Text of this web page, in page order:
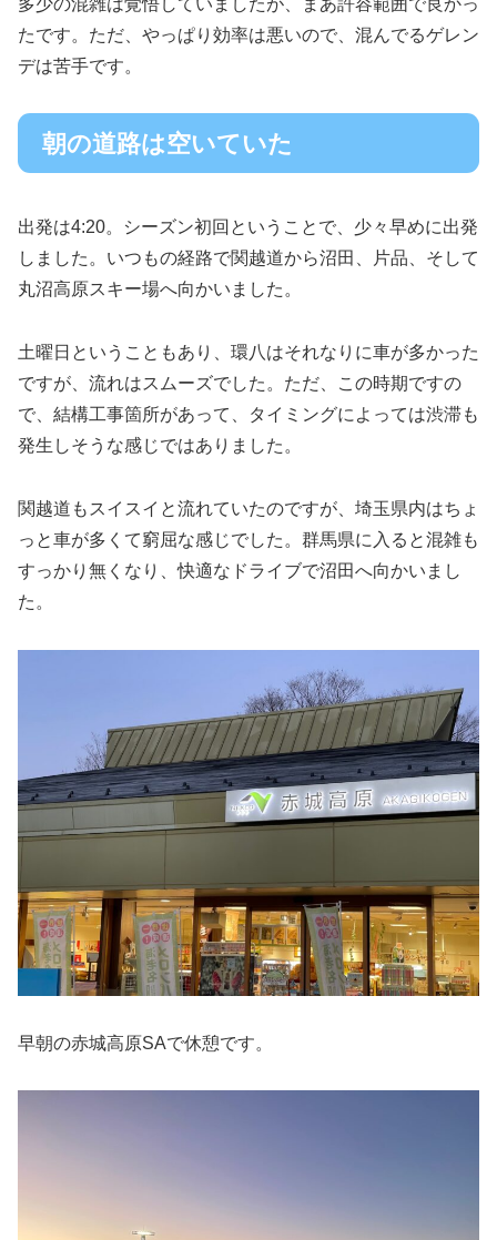
たです。ただ、やっぱり効率は悪いので、混んでるゲレン
デは苦手です。
朝の道路は空いていた
出発は4:20。シーズン初回ということで、少々早めに出発
しました。いつもの経路で関越道から沼田、片品、そして
丸沼高原スキー場へ向かいました。
土曜日ということもあり、環八はそれなりに車が多かった
ですが、流れはスムーズでした。ただ、この時期ですの
で、結構工事箇所があって、タイミングによっては渋滞も
発生しそうな感じではありました。
関越道もスイスイと流れていたのですが、埼玉県内はちょ
っと車が多くて窮屈な感じでした。群馬県に入ると混雑も
すっかり無くなり、快適なドライブで沼田へ向かいまし
た。
早朝の赤城高原SAで休憩です。